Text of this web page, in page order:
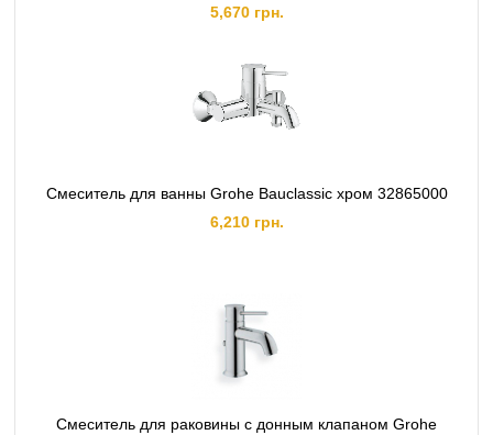
5,670 грн.
Смеситель для ванны Grohe Bauclassic хром 32865000
6,210 грн.
Смеситель для раковины с донным клапаном Grohe